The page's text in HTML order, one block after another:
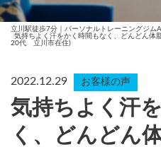
立川駅徒歩7分｜パーソナルトレーニングジム
気持ちよく汗をかく時間もなく、どんどん
20代 立川市在住)
2022.12.29 お客様の声
気持ちよく汗
く、どんどん